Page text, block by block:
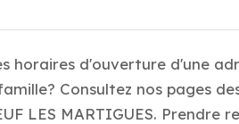
horaires d'ouverture d'une
Consultez nos pages
LES MARTIGUES.